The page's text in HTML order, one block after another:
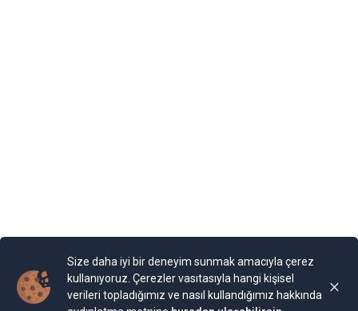
Size daha iyi bir deneyim sunmak amacıyla çerez
kullanıyoruz. Çerezler vasıtasıyla hangi kişisel
verileri topladığımız ve nasıl kullandığımız hakkında